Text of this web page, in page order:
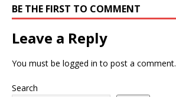
BE THE FIRST TO COMMENT
Leave a Reply
You must be logged in to post a comment.
Search